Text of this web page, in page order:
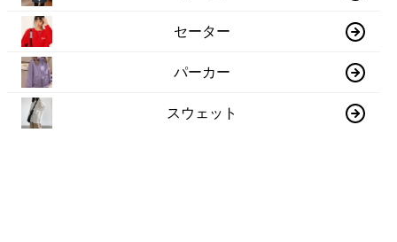
セーター
パーカー
スウェット